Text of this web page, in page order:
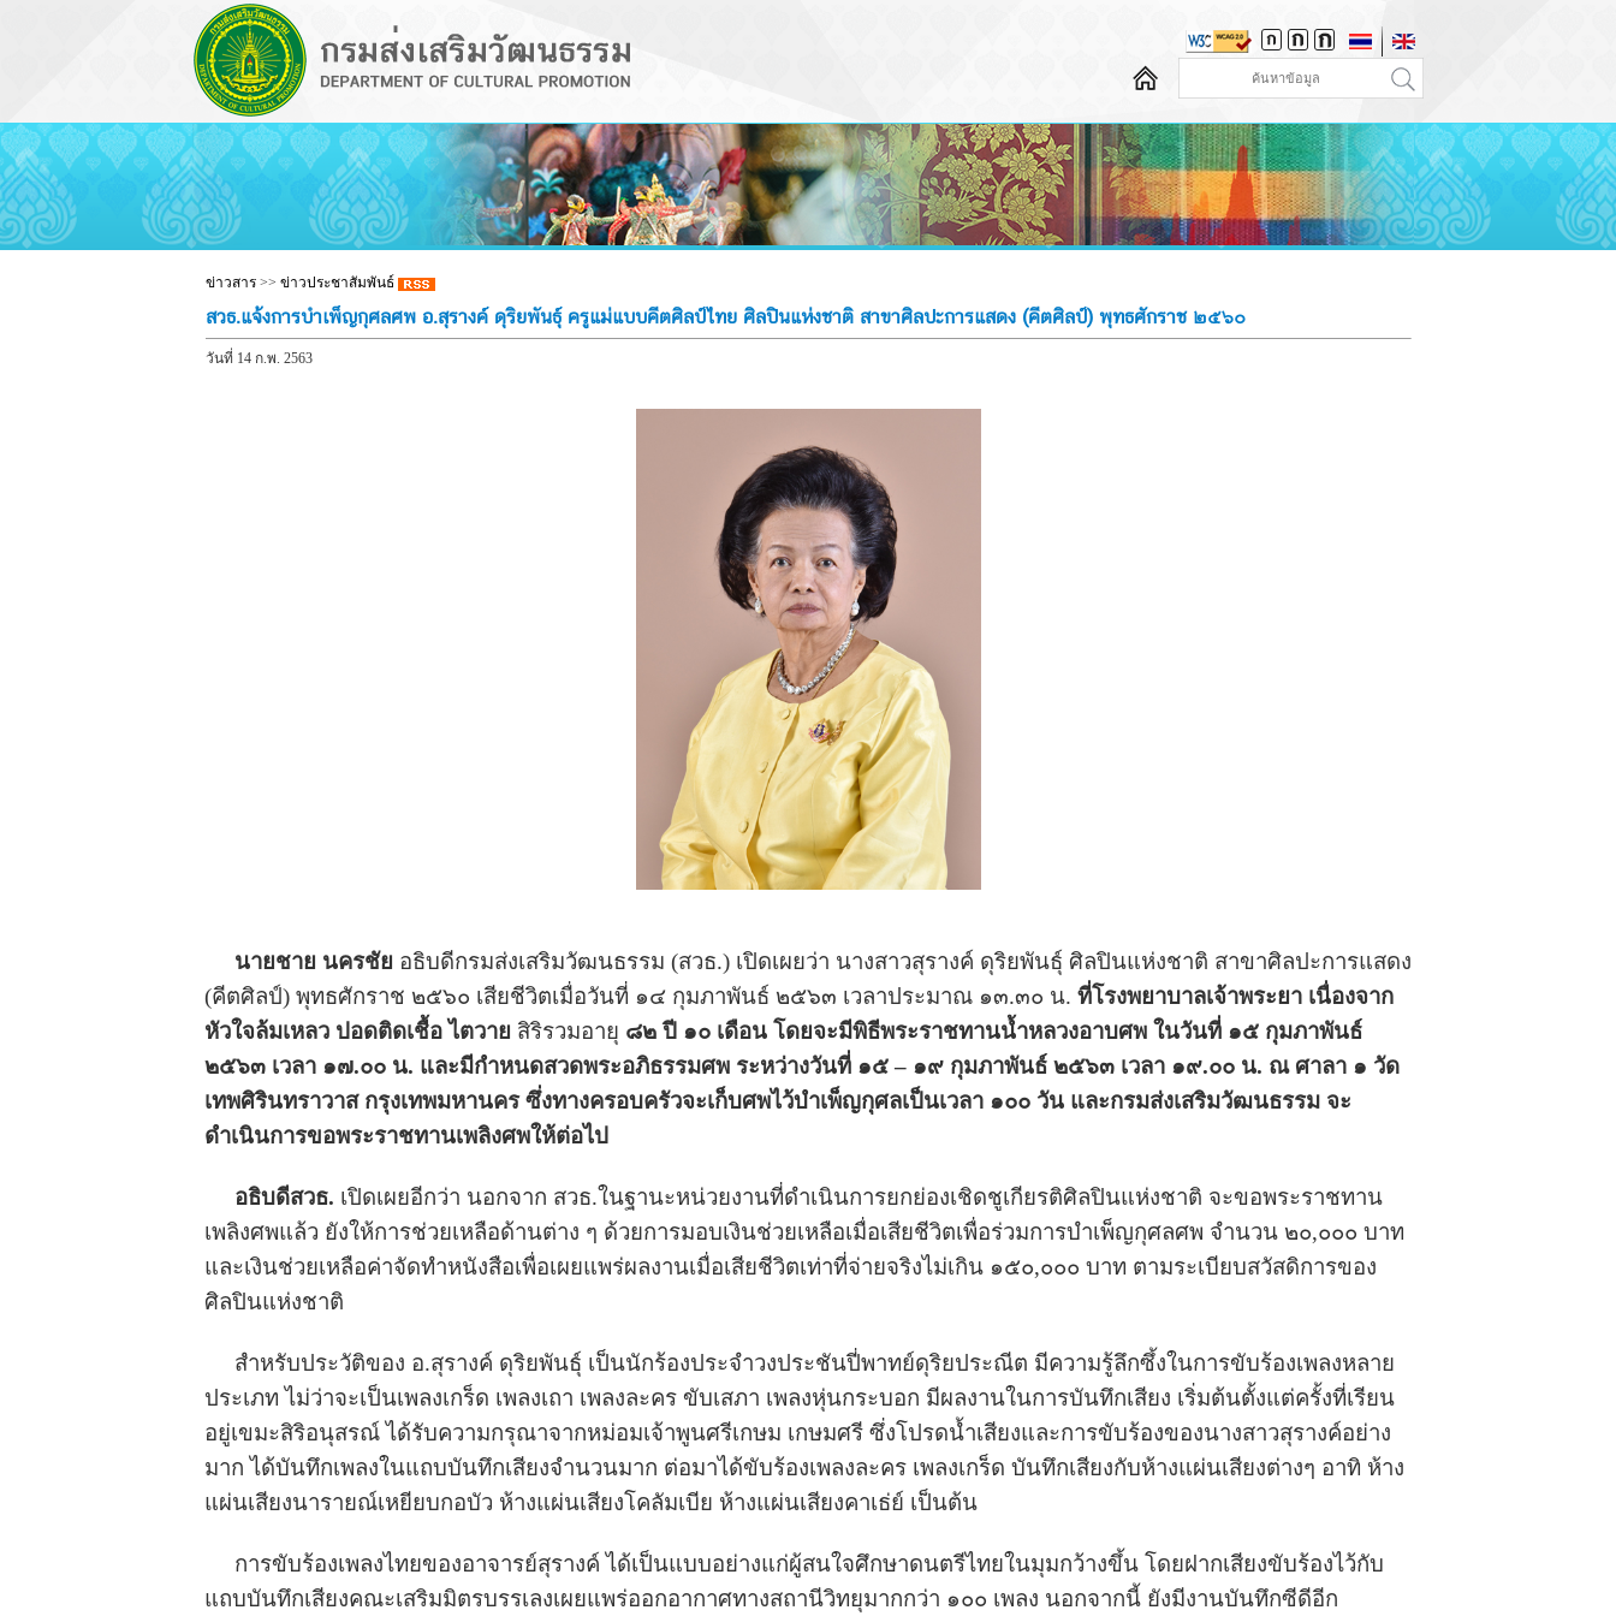
ข่าวสาร >> ข่าวประชาสัมพันธ์
สวธ.แจ้งการบำเพ็ญกุศลศพ อ.สุรางค์ ดุริยพันธุ์ ครูแม่แบบคีตศิลป์ไทย ศิลปินแห่งชาติ สาขาศิลปะการแสดง (คีตศิลป์) พุทธศักราช ๒๕๖๐
วันที่ 14 ก.พ. 2563
นายชาย นครชัย อธิบดีกรมส่งเสริมวัฒนธรรม (สวธ.) เปิดเผยว่า นางสาวสุรางค์ ดุริยพันธุ์ ศิลปินแห่งชาติ สาขาศิลปะการแสดง
(คีตศิลป์) พุทธศักราช ๒๕๖๐ เสียชีวิตเมื่อวันที่ ๑๔ กุมภาพันธ์ ๒๕๖๓ เวลาประมาณ ๑๓.๓๐ น. ที่โรงพยาบาลเจ้าพระยา เนื่องจาก
หัวใจล้มเหลว ปอดติดเชื้อ ไตวาย สิริรวมอายุ ๘๒ ปี ๑๐ เดือน โดยจะมีพิธีพระราชทานน้ำหลวงอาบศพ ในวันที่ ๑๕ กุมภาพันธ์
๒๕๖๓ เวลา ๑๗.๐๐ น. และมีกำหนดสวดพระอภิธรรมศพ ระหว่างวันที่ ๑๕ – ๑๙ กุมภาพันธ์ ๒๕๖๓ เวลา ๑๙.๐๐ น. ณ ศาลา ๑ วัด
เทพศิรินทราวาส กรุงเทพมหานคร ซึ่งทางครอบครัวจะเก็บศพไว้บำเพ็ญกุศลเป็นเวลา ๑๐๐ วัน และกรมส่งเสริมวัฒนธรรม จะ
ดำเนินการขอพระราชทานเพลิงศพให้ต่อไป
อธิบดีสวธ. เปิดเผยอีกว่า นอกจาก สวธ.ในฐานะหน่วยงานที่ดำเนินการยกย่องเชิดชูเกียรติศิลปินแห่งชาติ จะขอพระราชทาน
เพลิงศพแล้ว ยังให้การช่วยเหลือด้านต่าง ๆ ด้วยการมอบเงินช่วยเหลือเมื่อเสียชีวิตเพื่อร่วมการบำเพ็ญกุศลศพ จำนวน ๒๐,๐๐๐ บาท
และเงินช่วยเหลือค่าจัดทำหนังสือเพื่อเผยแพร่ผลงานเมื่อเสียชีวิตเท่าที่จ่ายจริงไม่เกิน ๑๕๐,๐๐๐ บาท ตามระเบียบสวัสดิการของ
ศิลปินแห่งชาติ
สำหรับประวัติของ อ.สุรางค์ ดุริยพันธุ์ เป็นนักร้องประจำวงประชันปี่พาทย์ดุริยประณีต มีความรู้ลึกซึ้งในการขับร้องเพลงหลาย
ประเภท ไม่ว่าจะเป็นเพลงเกร็ด เพลงเถา เพลงละคร ขับเสภา เพลงหุ่นกระบอก มีผลงานในการบันทึกเสียง เริ่มต้นตั้งแต่ครั้งที่เรียน
อยู่เขมะสิริอนุสรณ์ ได้รับความกรุณาจากหม่อมเจ้าพูนศรีเกษม เกษมศรี ซึ่งโปรดน้ำเสียงและการขับร้องของนางสาวสุรางค์อย่าง
มาก ได้บันทึกเพลงในแถบบันทึกเสียงจำนวนมาก ต่อมาได้ขับร้องเพลงละคร เพลงเกร็ด บันทึกเสียงกับห้างแผ่นเสียงต่างๆ อาทิ ห้าง
แผ่นเสียงนารายณ์เหยียบกอบัว ห้างแผ่นเสียงโคลัมเบีย ห้างแผ่นเสียงคาเธ่ย์ เป็นต้น
การขับร้องเพลงไทยของอาจารย์สุรางค์ ได้เป็นแบบอย่างแก่ผู้สนใจศึกษาดนตรีไทยในมุมกว้างขึ้น โดยฝากเสียงขับร้องไว้กับ
แถบบันทึกเสียงคณะเสริมมิตรบรรเลงเผยแพร่ออกอากาศทางสถานีวิทยุมากกว่า ๑๐๐ เพลง นอกจากนี้ ยังมีงานบันทึกซีดีอีก